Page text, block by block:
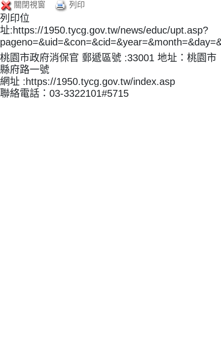
關閉視窗 列印
列印位
址:https://1950.tycg.gov.tw/news/educ/upt.asp?
桃園市政府消保官 郵遞區號 :33001 地址：桃園市
縣府路一號
網址 :https://1950.tycg.gov.tw/index.asp
聯絡電話：03-3322101#5715